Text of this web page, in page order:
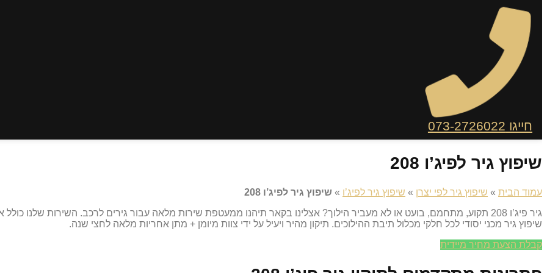
חייגו 073-2726022
שיפוץ גיר לפיג’ו 208
עמוד הבית » שיפוץ גיר לפי יצרן » שיפוץ גיר לפיג’ו » שיפוץ גיר לפיג’ו 208
גיר פיג’ו 208 תקוע, מתחמם, בועט או לא מעביר הילוך? אצלינו בקאר תיהנו ממעטפת שירות מלאה עבור גירים לרכב. השירות שלנו
שיפוץ גיר מכני יסודי לכל חלקי מכלול תיבת ההילוכים. תיקון מהיר ויעיל על ידי צוות מיומן + מתן אחריות מלאה לחצי שנה.
קבלת הצעת מחיר מיידית